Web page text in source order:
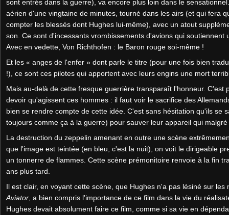
sont entrés dans la guerre), va encore plus loin dans le
aérien d'une vingtaine de minutes, tourné dans les airs (et qui fera
compter les blessés dont Hughes lui-même), avec un atout
son. Ce sont d'incessants vrombissements d'avions qui soutiennent
Avec en vedette, Von Richthofen : le Baron rouge soi-même !
Et les « anges de l'enfer » dont parle le titre (pour une fois bien
!), ce sont ces pilotes qui apportent avec leurs engins une mort
Mais au-delà de cette fresque guerrière transparaît l'honneur. C'est
devoir qu'agissent ces hommes : il faut voir le sacrifice des
bien se rendre compte de cette idée. C'est sans hésitation qu'ils se
toujours comme ça à la guerre) pour sauver leur appareil qui
La destruction du zeppelin amenant en outre une scène
que l'image est teintée (en bleu, c'est la nuit), on voit le dirigeable
un tonnerre de flammes. Cette scène prémonitoire renvoie à la fin
ans plus tard.
Il est clair, en voyant cette scène, que Hughes n'a pas lésiné sur les
Aviator , a bien compris l'importance de ce film dans la vie du
Hughes devait absolument faire ce film, comme si sa vie en